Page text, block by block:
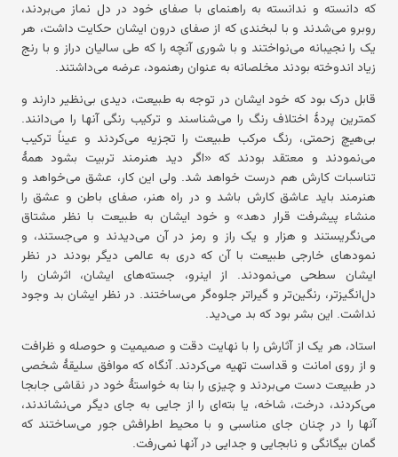
که دانسته و ندانسته به راهنمای با صفای خود در دل نماز می‌بردند،
روبرو می‌شدند و با لبخندی که از صفای درون ایشان حکایت داشت، هر
یک را نجیبانه می‌نواختند و با شوری آنچه را که طی سالیان دراز و با رنج
زیاد اندوخته بودند مخلصانه به عنوان رهنمود، عرضه می‌داشتند.
قابل درک بود که خود ایشان در توجه به طبیعت، دیدی بی‌نظیر دارند و
کمترین پردهٔ اختلاف رنگ را می‌شناسند و ترکیب رنگی آنها را می‌دانند.
بی‌هیچ زحمتی، رنگ مرکب طبیعت را تجزیه می‌کردند و عیناً ترکیب
می‌نمودند و معتقد بودند که «اگر دید هنرمند تربیت بشود همهٔ
تناسبات کارش هم درست خواهد شد. ولی این کار، عشق می‌خواهد و
هنرمند باید عاشق کارش باشد و در راه هنر، صفای باطن و عشق را
منشاء پیشرفت قرار دهد» و خود ایشان به طبیعت با نظر مشتاق
می‌نگریستند و هزار و یک راز و رمز در آن می‌دیدند و می‌جستند، و
نمودهای خارجی طبیعت با آن که دری به عالمی دیگر بودند در نظر
ایشان سطحی می‌نمودند. از اینرو، جسته‌های ایشان، اثرشان را
دل‌انگیزتر، رنگین‌تر و گیراتر جلوه‌گر می‌ساختند. در نظر ایشان بد وجود
نداشت. این بشر بود که بد می‌دید.
استاد، هر یک از آثارش را با نهایت دقت و صمیمیت و حوصله و ظرافت
و از روی امانت و قداست تهیه می‌کردند. آنگاه که موافق سلیقهٔ شخصی
در طبیعت دست می‌بردند و چیزی را بنا به خواستهٔ خود در نقاشی جابجا
می‌کردند، درخت، شاخه، یا بته‌ای را از جایی به جای دیگر می‌نشاندند،
آنها را در چنان جای مناسبی و با محیط اطرافش جور می‌ساختند که
گمان بیگانگی و نابجایی و جدایی در آنها نمی‌رفت.